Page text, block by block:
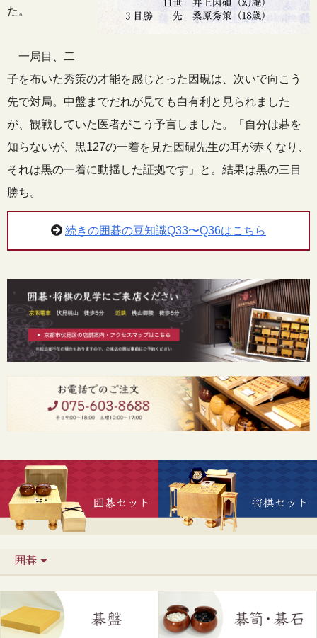
た。
一局目、二
子を布いた秀策の才能を感じとった因硯は、次いで向こう
先で対局。中盤までだれが見ても白有利と見られました
が、観戦していた医者がこう予言しました。「自分は碁を
知らないが、黒127の一着を見た因硯先生の耳が赤くなり、
それは黒の一着に動揺した証拠です」と。結果は黒の三目
勝ち。
続きの囲碁の豆知識Q33〜Q36はこちら
囲碁